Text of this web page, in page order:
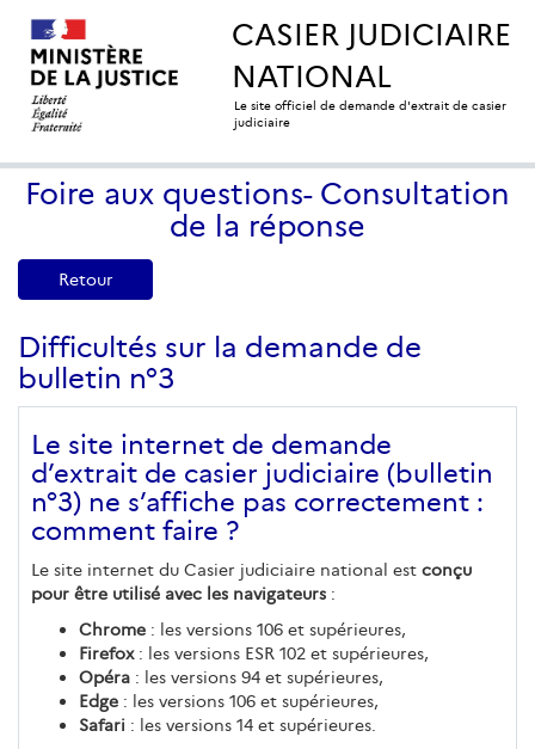
CASIER JUDICIAIRE
NATIONAL
Le site officiel de demande d'extrait de casier
judiciaire
Foire aux questions- Consultation
de la réponse
Retour
Difficultés sur la demande de
bulletin n°3
Le site internet de demande
d’extrait de casier judiciaire (bulletin
n°3) ne s’affiche pas correctement :
comment faire ?
Le site internet du Casier judiciaire national est conçu
pour être utilisé avec les navigateurs :
Chrome : les versions 106 et supérieures,
Firefox: les versions ESR 102 et supérieures,
Opéra : les versions 94 et supérieures,
Edge : les versions 106 et supérieures,
Safari : les versions 14 et supérieures.